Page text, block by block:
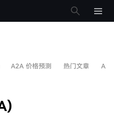
A2A 价格预测 热门文章